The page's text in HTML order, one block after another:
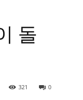
돌
0
321